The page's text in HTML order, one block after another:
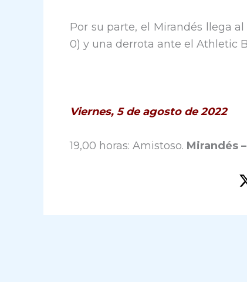
Por su parte, el Mirandés llega
0) y una derrota ante el Athletic
Viernes, 5 de agosto de 2022
19,00 horas: Amistoso. Mirandés